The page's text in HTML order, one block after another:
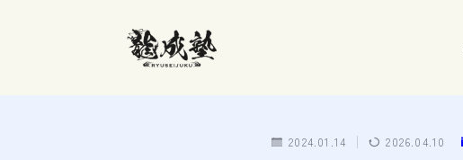
2024.01.14 2026.04.10